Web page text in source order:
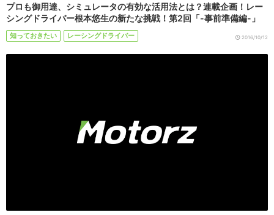
プロも御用達、シミュレータの有効な活用法とは？連載企画！レー
シングドライバー根本悠生の新たな挑戦！第2回「-事前準備編-」
知っておきたい レーシングドライバー 2016/10/12